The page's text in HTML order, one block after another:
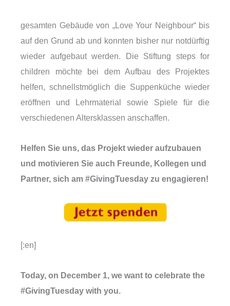
gesamten Gebäude von „Love Your Neighbour“ bis
auf den Grund ab und konnten bisher nur notdürftig
wieder aufgebaut werden. Die Stiftung steps for
children möchte bei dem Aufbau des Projektes
helfen, schnellstmöglich die Suppenküche wieder
eröffnen und Lehrmaterial sowie Spiele für die
verschiedenen Altersklassen anschaffen.
Helfen Sie uns, das Projekt wieder aufzubauen
und motivieren Sie auch Freunde, Kollegen und
Partner, sich am #GivingTuesday zu engagieren!
[:en]
Today, on December 1, we want to celebrate the
#GivingTuesday with you.